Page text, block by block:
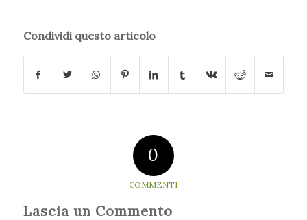
Condividi questo articolo
0
COMMENTI
Lascia un Commento